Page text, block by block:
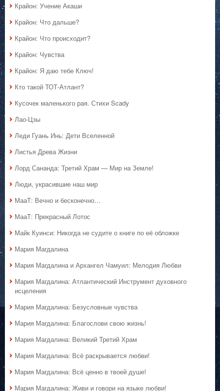
Крайон: Учение Акаши
Крайон: Что дальше?
Крайон: Что происходит?
Крайон: Чувства
Крайон: Я даю тебе Ключ!
Кто такой ТОТ-Атлант?
Кусочек маленького рая. Стихи Scady
Лао-Цзы
Леди Гуань Инь: Дети Вселенной
Листья Древа Жизни
Лорд Сананда: Третий Храм — Мир на Земле!
Люди, украсившие наш мир
МааТ: Вечно и бесконечно…
МааТ: Прекрасный Лотос
Майк Куинси: Никогда не судите о книге по её обложке
Мария Магдалина
Мария Магдалина и Архангел Чамуил: Мелодия Любви
Мария Магдалина: Атлантический Инструмент духовного
исцеления
Мария Магдалина: Безусловные чувства
Мария Магдалина: Благослови свою жизнь!
Мария Магдалина: Великий Третий Храм
Мария Магдалина: Всё раскрывается любви!
Мария Магдалина: Всё ценно в твоей душе!
Мария Магдалина: Живи и говори на языке любви!